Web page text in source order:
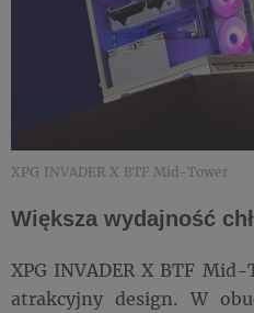
XPG INVADER X BTF Mid-Tower
Większa wydajność
XPG INVADER X BTF
atrakcyjny design. W